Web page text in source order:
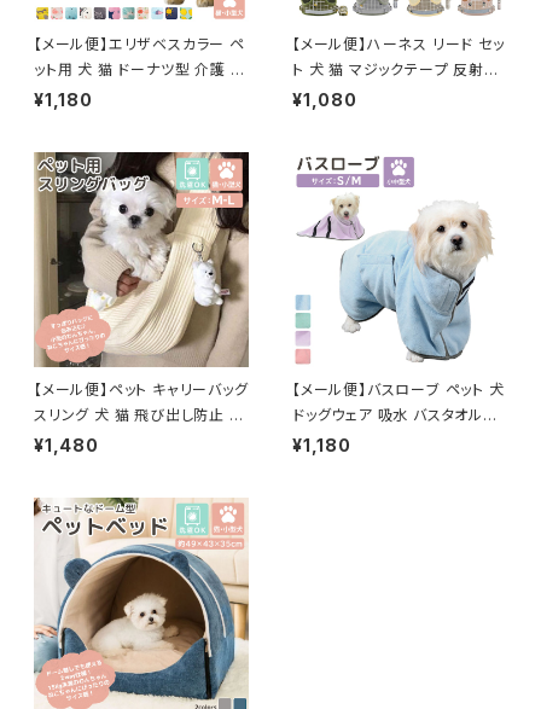
【メール便】エリザベスカラー ペ
ット用 犬 猫 ドーナツ型 介護 ク
ッション ネッカー／pets084
¥1,180
【メール便】ハーネス リード セッ
ト 犬 猫 マジックテープ 反射テ
ープ付き サイズ調整可能／pet
¥1,080
【メール便】ペット キャリーバッグ
スリング 犬 猫 飛び出し防止 抱
っこひも／pets059
¥1,480
【メール便】バスローブ ペット 犬
ドッグウェア 吸水 バスタオル／
pets025
¥1,180